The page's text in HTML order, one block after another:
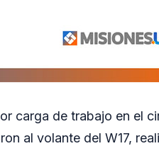
carga de trabajo en el
al volante del W17,